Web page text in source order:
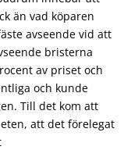
än vad köparen
avseende vid att
bristerna
av priset och
och kunde
Till det kom att
att det förelegat